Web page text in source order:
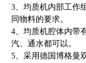
3、均质机内部工作
同物料的要求。
4、均质机腔体内带
汽、通水都可以。
5、采用德国博格曼